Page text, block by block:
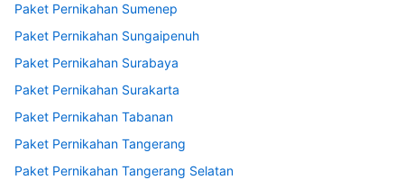
Paket Pernikahan Sumenep
Paket Pernikahan Sungaipenuh
Paket Pernikahan Surabaya
Paket Pernikahan Surakarta
Paket Pernikahan Tabanan
Paket Pernikahan Tangerang
Paket Pernikahan Tangerang Selatan